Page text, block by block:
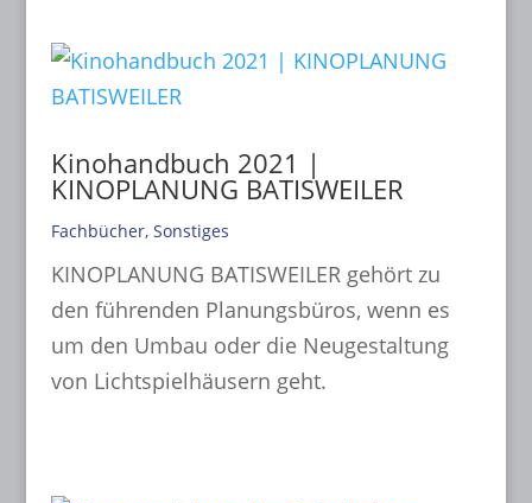
Kinohandbuch 2021 |
KINOPLANUNG BATISWEILER
Fachbücher, Sonstiges
KINOPLANUNG BATISWEILER gehört zu
den führenden Planungsbüros, wenn es
um den Umbau oder die Neugestaltung
von Lichtspielhäusern geht.